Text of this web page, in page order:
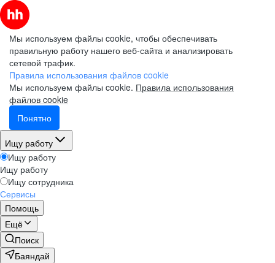
Мы используем файлы cookie, чтобы обеспечивать
правильную работу нашего веб-сайта и анализировать
сетевой трафик.
Правила использования файлов cookie
Мы используем файлы cookie. Правила использования
файлов cookie
Понятно
Ищу работу
Ищу работу
Ищу работу
Ищу сотрудника
Сервисы
Помощь
Ещё
Поиск
Баяндай